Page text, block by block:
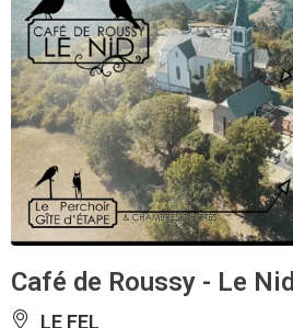
Café de Roussy - Le Nid
LE FEL